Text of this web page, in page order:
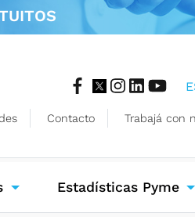
Contacto Trabajá con
Estadísticas Pyme